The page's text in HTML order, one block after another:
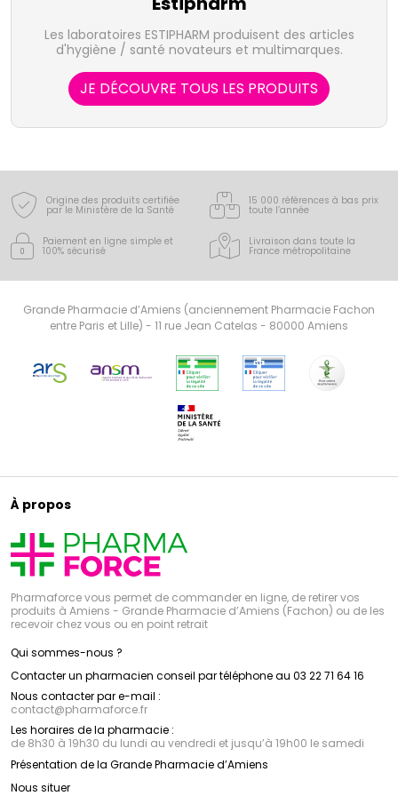
Les laboratoires ESTIPHARM produisent des articles
d'hygiène / santé novateurs et multimarques.
JE DÉCOUVRE TOUS LES PRODUITS
Origine des produits certifiée
par le Ministère de la Santé
15 000 références à bas prix
toute l’année
Paiement en ligne simple et
100% sécurisé
Livraison dans toute la
France métropolitaine
Grande Pharmacie d’Amiens (anciennement Pharmacie Fachon
entre Paris et Lille) - 11 rue Jean Catelas - 80000 Amiens
À propos
Pharmaforce vous permet de commander en ligne, de retirer vos
produits à Amiens - Grande Pharmacie d’Amiens (Fachon) ou de les
recevoir chez vous ou en point retrait
Qui sommes-nous ?
Contacter un pharmacien conseil par téléphone au 03 22 71 64 16
Nous contacter par e-mail :
contact@pharmaforce.fr
Les horaires de la pharmacie :
de 8h30 à 19h30 du lundi au vendredi et jusqu’à 19h00 le samedi
Présentation de la Grande Pharmacie d’Amiens
Nous situer